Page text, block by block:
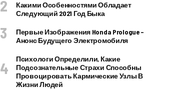
Какими Особенностями Обладает
Следующий 2021 Год Быка
Первые Изображения Honda Prologue –
Анонс Будущего Электромобиля
Психологи Определили, Какие
Подсознательные Страхи Способны
Провоцировать Кармические Узлы В
Жизни Людей